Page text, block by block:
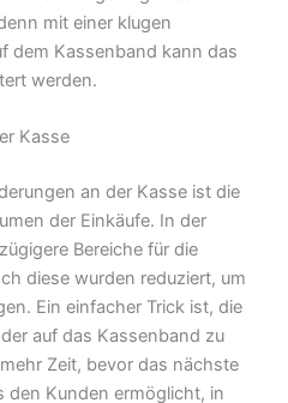
mit einer klugen
dem Kassenband kann das
werden.
Kasse
an der Kasse ist die
der Einkäufe. In der
Bereiche für die
diese wurden reduziert, um
Ein einfacher Trick ist, die
auf das Kassenband zu
Zeit, bevor das nächste
den Kunden ermöglicht, in